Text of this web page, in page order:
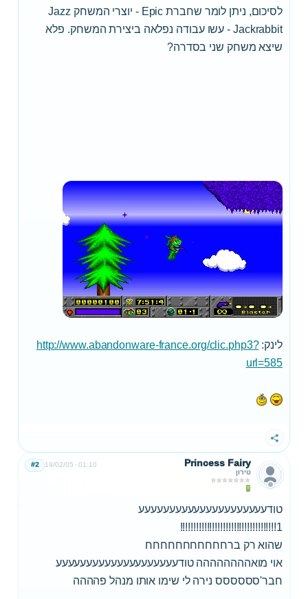
לסיכום, ניתן לומר שחברת Epic - יוצרי המשחק Jazz
Jackrabbit - עשו עבודה נפלאה ביצירת המשחק. פלא
שיצא משחק שני בסדרה?
לינק:http://www.abandonware-france.org/clic.php3?
url=585
שתף
Princess Fairy
טירון
19/02/05 01:10
#2
טודעעעעעעעעעעעעעעעעעעעעע
1!!!!!!!!!!!!!!!!!!!!!!!!!!!!!!!!!!!!
שהוא רק ברחחחחחחחחחחח
אוי מואהההההההה טודעעעעעעעעעעעעעעעעעעעע
חבר'סססססס נירה לי שימו אותו מנהל פהההה